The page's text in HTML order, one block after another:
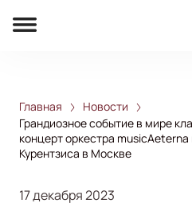
Главная
Новости
Грандиозное событие в мире
концерт оркестра
Курентзиса в Москве
17 декабря 2023